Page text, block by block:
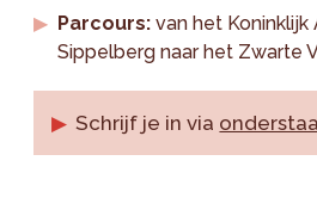
Parcours:van het
Sippelberg naar het Zwarte
Schrijf je in via